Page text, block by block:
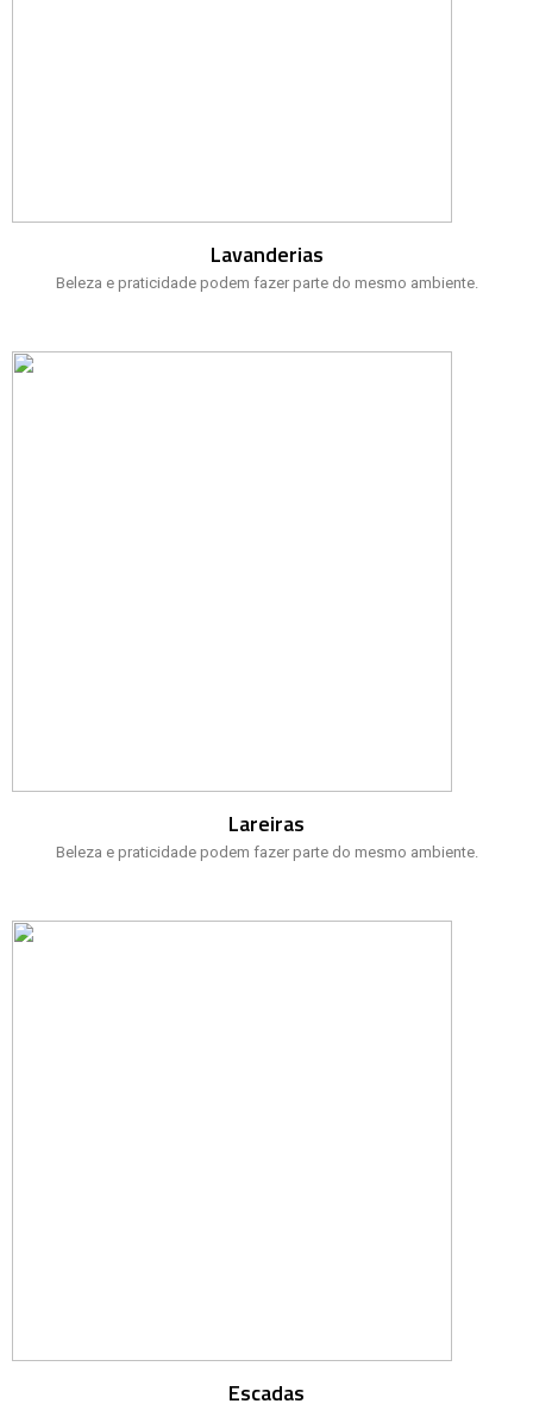
Lavanderias
Beleza e praticidade podem fazer parte do mesmo ambiente.
Lareiras
Beleza e praticidade podem fazer parte do mesmo ambiente.
Escadas